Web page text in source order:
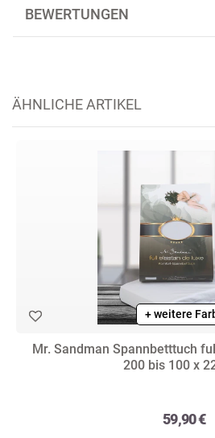
BEWERTUNGEN
ÄHNLICHE ARTIKEL
+ weitere
Mr. Sandman Spannbetttuch
200 bis 100 x
59,90 €